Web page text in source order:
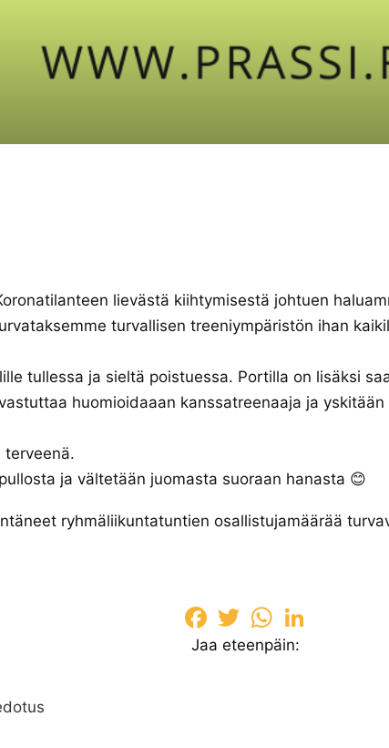
lievästä kiihtymisestä johtuen
turvallisen treeniympäristön ihan
tullessa ja sieltä poistuessa. Portilla on lisäksi
huomioidaaan kanssatreenaaja ja
ja vältetään juomasta suoraan hanasta 😊
ryhmäliikuntatuntien osallistujamäärää
Facebook
TwitterWhatsApp
Jaa eteenpäin: